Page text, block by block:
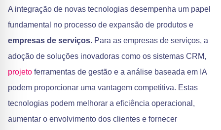
A integração de novas tecnologias desempenha um papel
fundamental no processo de expansão de produtos e
empresas de serviços. Para as empresas de serviços, a
adoção de soluções inovadoras como os sistemas CRM,
projeto ferramentas de gestão e a análise baseada em IA
podem proporcionar uma vantagem competitiva. Estas
tecnologias podem melhorar a eficiência operacional,
aumentar o envolvimento dos clientes e fornecer